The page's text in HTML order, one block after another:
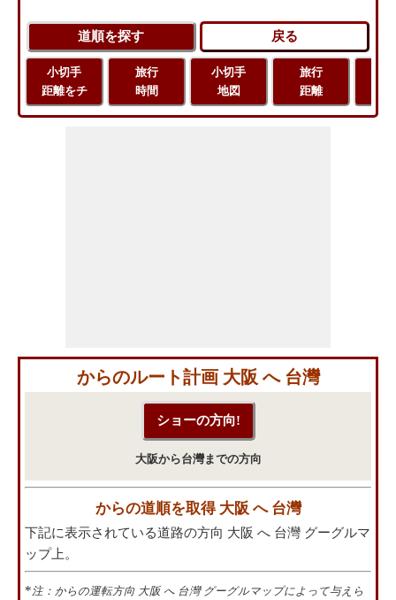
小切手
距離をチ
旅行
時間
小切手
地図
旅行
距離
からのルート計画 大阪 へ 台灣
大阪から台灣までの方向
からの道順を取得 大阪 へ 台灣
下記に表示されている道路の方向 大阪 へ 台灣 グーグルマ
ップ上。
* 注：からの運転方向 大阪 へ 台灣 グーグルマップによって与えら